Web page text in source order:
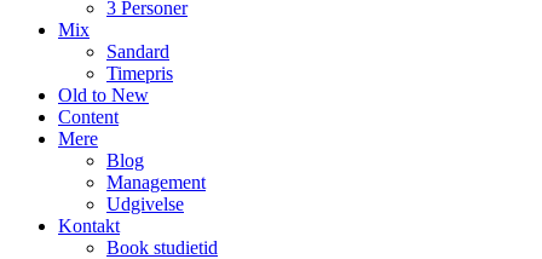
3 Personer
Mix
Sandard
Timepris
Old to New
Content
Mere
Blog
Management
Udgivelse
Kontakt
Book studietid